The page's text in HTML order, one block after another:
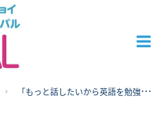
「もっと話したいから英語を勉強したい！」と言った親子プチ留学ツアー